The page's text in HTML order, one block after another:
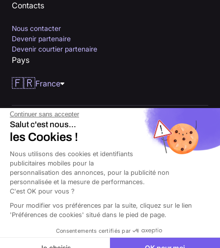
Contacts
Nous contacter
Devenir partenaire
Devenir courtier partenaire
Pays
🇫🇷France
© 2026 Orus tous droits réservés. Courtier d’assurances immatriculé à
l’Orias sous le numéro 26000343, ayant son siège au 14 Av. du Général
de Gaulle, 94160 Saint-Mandé.
CGU Cookies Politique de confidentialitéMentions légales
Continuer sans accepter
Salut c'est nous...
les Cookies !
Nous utilisons des cookies et identifiants
publicitaires mobiles pour la
personnalisation des annonces, pour la publicité non
personnalisée et la mesure de performances.
C'est OK pour vous ?
Pour modifier vos préférences par la suite, cliquez sur le lien
'Préférences de cookies' situé dans le pied de page.
Consentements certifiés par